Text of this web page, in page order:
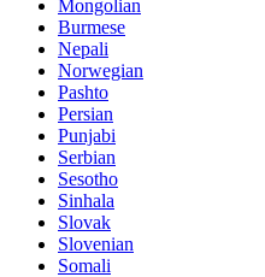
Mongolian
Burmese
Nepali
Norwegian
Pashto
Persian
Punjabi
Serbian
Sesotho
Sinhala
Slovak
Slovenian
Somali